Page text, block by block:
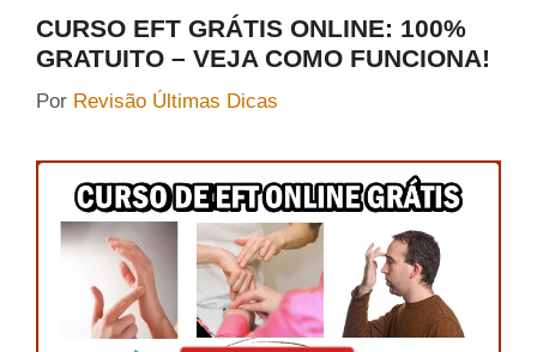
CURSO EFT GRÁTIS ONLINE: 100%
GRATUITO – VEJA COMO FUNCIONA!
Por Revisão Últimas Dicas